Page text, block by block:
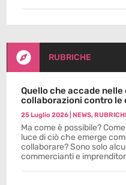
 RUBRICHE
Quello che accade
collaborazioni contro le
25 Luglio 2026 |NEWS,
Ma come è possibile?
luce di ciò che emerge
collaborare? Sono solo
commercianti e